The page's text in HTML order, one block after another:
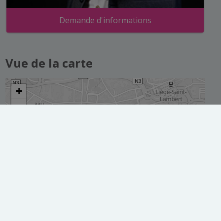
Demande d'informations
Vue de la carte